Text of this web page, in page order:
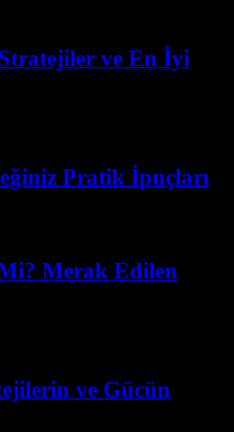
ve En İyi
Pratik İpuçları
Merak Edilen
ve Gücün